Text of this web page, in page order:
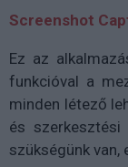
Screenshot
Ez az
funkcióval a
minden létező
és szerkesztési
szükségünk van,